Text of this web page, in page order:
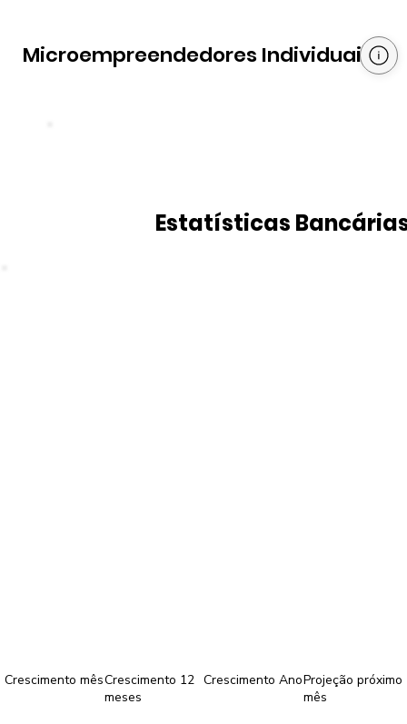
Microempreendedores Individuais
Estatísticas
Crescimento mêsCrescimento 12
meses
Crescimento AnoProjeção próximo
mês